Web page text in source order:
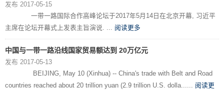
发布 2017-05-15
一带一路国际合作高峰论坛于2017年5月14日在北京开幕, 习近平
主席在论坛开幕式上发表主旨演说. ... 阅读更多
中国与一带一路沿线国家贸易额达到 20万亿元
发布 2017-05-13
BEIJING, May 10 (Xinhua) -- China's trade with Belt and Road
countries reached about 20 trillion yuan (2.9 trillion U.S. dolla...... 阅读更